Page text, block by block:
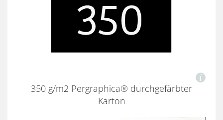
350 g/m2 Pergraphica® durchgefärbter
Karton